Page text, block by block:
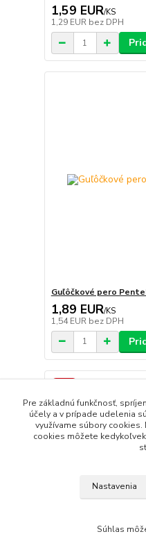
1,59 EUR/KS
1,29 EUR bez DPH
Guľôčkové pero
1,89 EUR/KS
1,54 EUR bez DPH
Akcia
Pre základnú funkčnosť,
účely a v prípade udelenia
využívame súbory
cookies môžete
Nastavenia
Súhlas